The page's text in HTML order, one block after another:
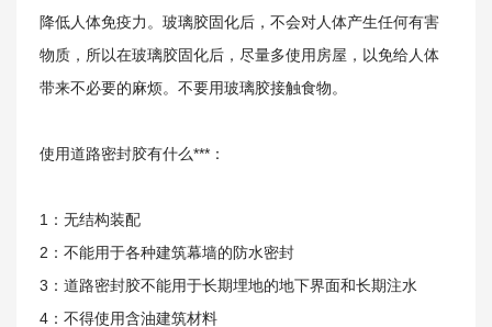
降低人体免疫力。玻璃胶固化后，不会对人体产生任何有害
物质，所以在玻璃胶固化后，尽量多使用房屋，以免给人体
带来不必要的麻烦。不要用玻璃胶接触食物。
使用道路密封胶有什么***：
1：无结构装配
2：不能用于各种建筑幕墙的防水密封
3：道路密封胶不能用于长期埋地的地下界面和长期注水
4：不得使用含油建筑材料